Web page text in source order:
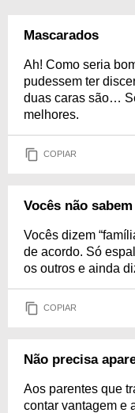
Mascarados
Ah! Como seria
pudessem ter
duas caras são…
melhores.
COPIAR
Vocês não
Vocês dizem
de acordo. Só
os outros e ainda
COPIAR
Não precisa
Aos parentes que
contar vantagem e